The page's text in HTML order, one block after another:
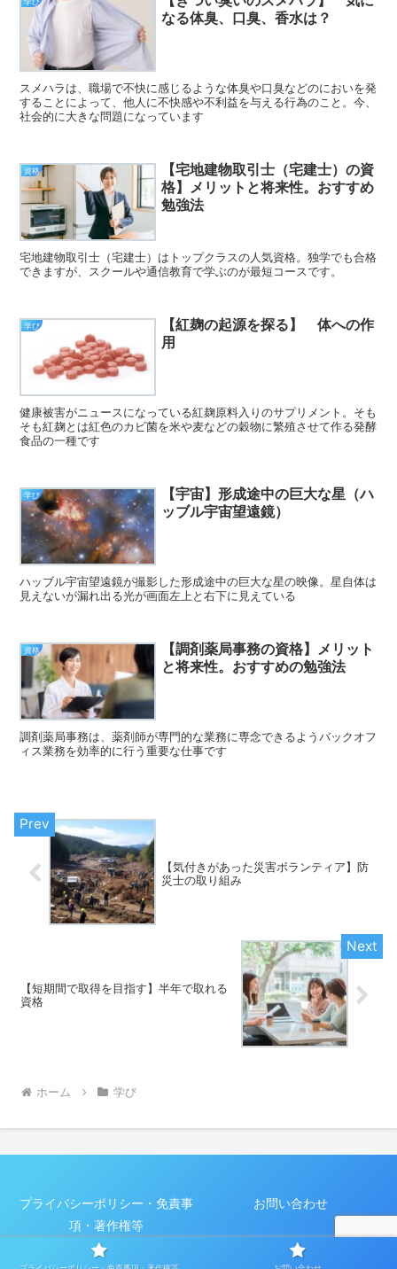
なる体臭、口臭、香水は？
スメハラは、職場で不快に感じるような体臭や口臭などのにおいを発
することによって、他人に不快感や不利益を与える行為のこと。今、
社会的に大きな問題になっています
資格
【宅地建物取引士（宅建士）の資
格】メリットと将来性。おすすめ
勉強法
宅地建物取引士（宅建士）はトップクラスの人気資格。独学でも合格
できますが、スクールや通信教育で学ぶのが最短コースです。
学び
【紅麹の起源を探る】 体への作
用
健康被害がニュースになっている紅麹原料入りのサプリメント。そも
そも紅麹とは紅色のカビ菌を米や麦などの穀物に繁殖させて作る発酵
食品の一種です
学び
【宇宙】形成途中の巨大な星（ハ
ッブル宇宙望遠鏡）
ハッブル宇宙望遠鏡が撮影した形成途中の巨大な星の映像。星自体は
見えないが漏れ出る光が画面左上と右下に見えている
資格
【調剤薬局事務の資格】メリット
と将来性。おすすめの勉強法
調剤薬局事務は、薬剤師が専門的な業務に専念できるようバックオフ
ィス業務を効率的に行う重要な仕事です
【気付きがあった災害ボランティア】防
災士の取り組み
【短期間で取得を目指す】半年で取れる
資格
ホーム 学び
プライバシーポリシー・免責事
項・著作権等
お問い合わせ